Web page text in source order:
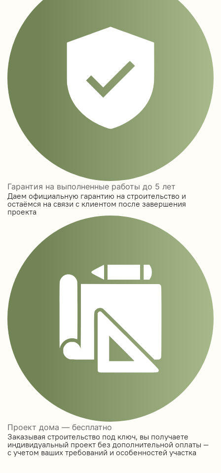
Гарантия на выполненные работы до 5 лет
Даем официальную гарантию на строительство и
остаёмся на связи с клиентом после завершения
проекта
Проект дома — бесплатно
Заказывая строительство под ключ, вы получаете
индивидуальный проект без дополнительной оплаты —
с учетом ваших требований и особенностей участка